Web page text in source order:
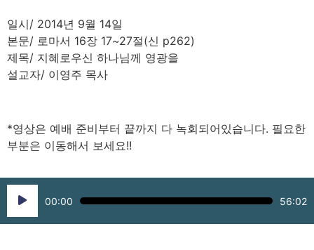
일시/ 2014년 9월 14일
본문/ 로마서 16장 17~27절(신 p262)
제목/ 지혜로우신 하나님께 영광을
설교자/ 이영주 목사
*영상은 예배 준비부터 끝까지 다 녹회되어있습니다. 필요한
부분은 이동해서 보세요!!
Audio
Player
00:00 56:02